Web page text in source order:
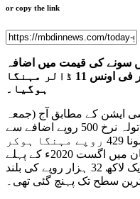
or copy the link
سونے کی قیمت میں اضافہ
ہوگیا، فی تولہ سونا 500 روپے اور فی اونس 11 ڈالر مہنگا
ہوگیا۔
ایشن کے مطابق آج (جمعہ
کو) مقامی مارکیٹ میں سونے کے فی تولہ نرخ 500 روپے اضافے سے
ایک لاکھ 9 ہزار روپے اور 10 گرام سونا 429 روپے مہنگا ہوکر
93 ہزار 450 روپے کا ہوگیا۔ پاکستان میں اگست 2020ء کے پہلے
ہفتے میں سونے کی فی تولہ قیمت ایک لاکھ 32 ہزار روپے کی بلند
سطح تک پہنچ گئی تھی۔